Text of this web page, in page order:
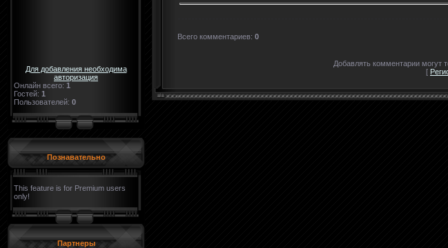
Для добавления необходима
авторизация
Онлайн всего: 1
Гостей: 1
Пользователей: 0
Познавательно
This feature is for Premium users
only!
Партнеры
Всего комментариев: 0
Добавлять комментарии могут
[